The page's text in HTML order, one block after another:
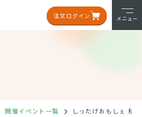
注文ログイン メニュー
開催イベント一覧 しったげおもしぇ 秋